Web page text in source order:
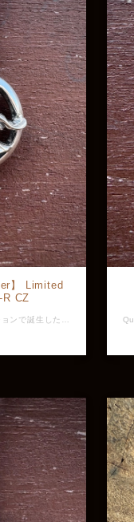
】 Limited
R CZ
Que Craveと当店のコラボレーションで誕生した太陽と月をモチーフとした神秘的なデザイン。 多くの文化で相反した存在（陰と陽）として語られている太陽と月。 相反した存在で語られているが太陽の光がなければ月は輝かない。表裏一体であり二人三脚。 日が満ちている時も月が満ちている時もあなたを照らしてくれる相棒になる一品。 こちらは太陽と満月のモチーフ。 キュービックジルコニアなしのモデルもございます。 素材：silver925、キュービックジルコニア 縦幅：約31.8mm (バチカン込み) 横幅：約21.0mm ※画像と実物で色具合が異なって見える場合がございますがご了承ください。 ※ 店頭展示品のため販売済みの場合は再入荷まで2〜3週間程お待ち頂きます。 ※ラッピングをご希望の方はラッピング欄からBOXをお選びください。 GFQP-002-R-CZ